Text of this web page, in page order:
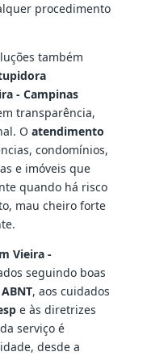
procedimento
também
- Campinas
transparência,
O atendimento
condomínios,
e imóveis que
quando há risco
mau cheiro forte
Vieira -
seguindo boas
ABNT, aos cuidados
e às diretrizes
serviço é
desde a